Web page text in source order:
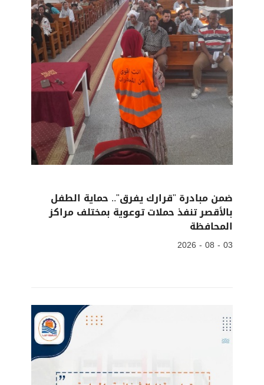
ضمن مبادرة "قرارك يفرق".. حماية الطفل
بالأقصر تنفذ حملات توعوية بمختلف مراكز
المحافظة
03 - 08 - 2026